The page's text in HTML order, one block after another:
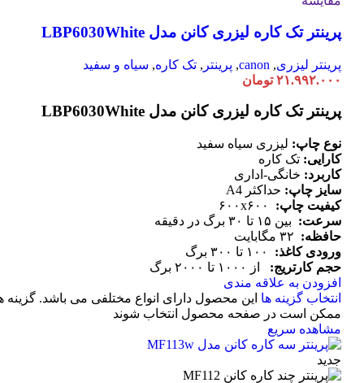
پرینتر تک کاره لیزری کانن مدل LBP6030White
پرینتر لیزری,
canon
, پرینتر , تک کاره, سیاه و سفید
۲۱.۹۹۲.۰۰۰ تومان
پرینتر تک کاره لیزری کانن مدل LBP6030White
نوع چاپ: لیزری سیاه سفید
کارایی: تک کاره
کاربرد: خانگی-اداری
سایز چاپ: حداکثر A4
کیفیت چاپ:
۶۰۰x۶۰۰
سرعت: بین ۱۵ تا ۳۰ برگ در دقیقه
حافظه: ۳۲ مگابایت
ورودی کاغذ:
۱۰۰ تا ۳۰۰ برگ
حجم کارتریج:
از ۱۰۰۰ تا ۲۰۰۰ برگ
افزودن به علاقه مندی
انتخاب گزینه ها این محصول دارای انواع مختلفی می باشد. گزینه
ممکن است در صفحه محصول انتخاب شوند
مشاهده سریع
جدید